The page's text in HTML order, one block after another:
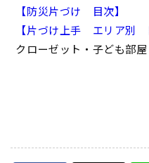
【防災片づけ 目次】
【片づけ上手 エリア別
クローゼット・子ども部屋